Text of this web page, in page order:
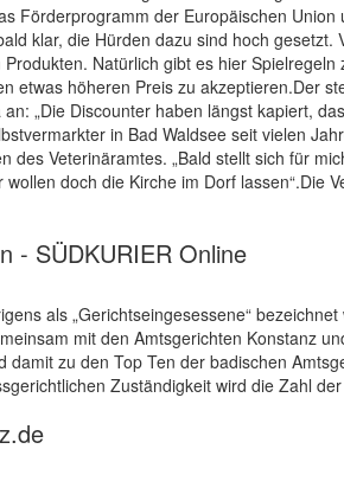
Förderprogramm der Europäischen
klar, die Hürden dazu sind hoch
Natürlich gibt es hier
etwas höheren Preis zu akzeptieren.Der
„Die Discounter haben längst kapiert,
in Bad Waldsee seit vielen
des Veterinäramtes. „Bald stellt sich für
doch die Kirche im Dorf
- SÜDKURIER Online
als „Gerichtseingesessene“
mit den Amtsgerichten Konstanz
zu den Top Ten der badischen
Zuständigkeit wird die Zahl